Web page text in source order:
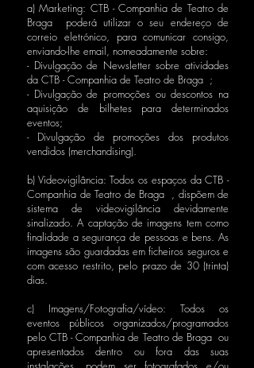
a) Marketing: CTB - Companhia de Teatro de
Braga poderá utilizar o seu endereço de
correio eletrónico, para comunicar consigo,
enviando-lhe email, nomeadamente sobre:
- Divulgação de Newsletter sobre atividades
da CTB - Companhia de Teatro de Braga ;
- Divulgação de promoções ou descontos na
aquisição de bilhetes para determinados
eventos;
- Divulgação de promoções dos produtos
vendidos (merchandising).
b) Videovigilância: Todos os espaços da CTB -
Companhia de Teatro de Braga , dispõem de
sistema de videovigilância devidamente
sinalizado. A captação de imagens tem como
finalidade a segurança de pessoas e bens. As
imagens são guardadas em ficheiros seguros e
com acesso restrito, pelo prazo de 30 (trinta)
dias.
c) Imagens/Fotografia/vídeo: Todos os
eventos públicos organizados/programados
pelo CTB - Companhia de Teatro de Braga ou
apresentados dentro ou fora das suas